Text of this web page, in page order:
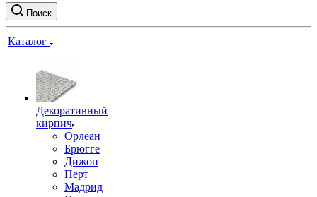
Поиск
Каталог
Декоративный
кирпич
Орлеан
Брюгге
Дижон
Перт
Мадрид